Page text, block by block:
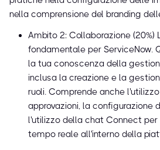
nella comprensione del branding
Ambito 2: Collaborazione (20%)
fondamentale per ServiceNow.
la tua conoscenza della
inclusa la creazione e la
ruoli. Comprende anche
approvazioni, la configurazione
l'utilizzo della chat Connect per
tempo reale all'interno della